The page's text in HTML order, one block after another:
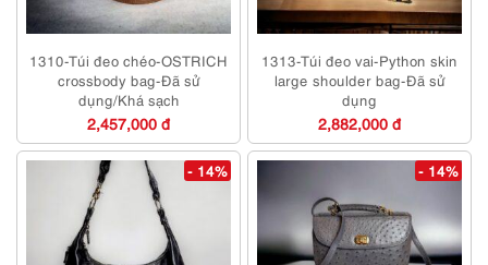
1310-Túi đeo chéo-OSTRICH
crossbody bag-Đã sử
dụng/Khá sạch
2,457,000 đ
1313-Túi đeo vai-Python skin
large shoulder bag-Đã sử
dụng
2,882,000 đ
- 14% - 14%